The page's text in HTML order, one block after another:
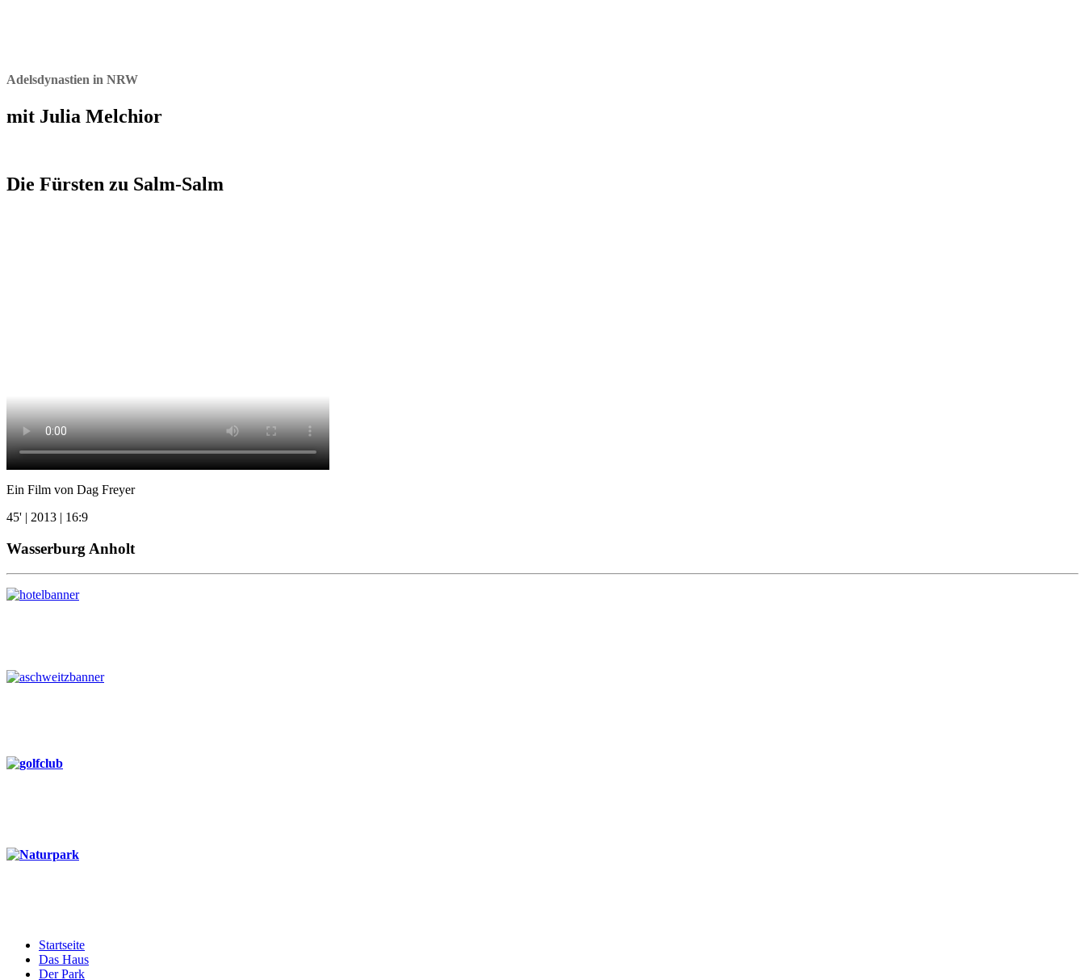
Adelsdynastien in NRW
mit Julia Melchior
Die Fürsten zu Salm-Salm
Ein Film von Dag Freyer
45' | 2013 | 16:9
Wasserburg Anholt
Startseite
Das Haus
Der Park